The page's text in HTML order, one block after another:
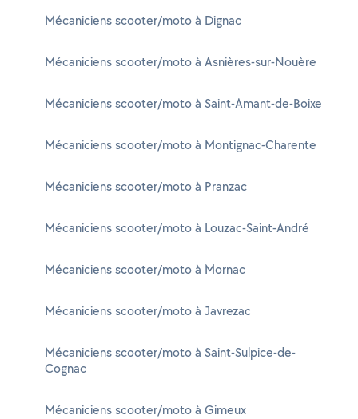
Mécaniciens scooter/moto à Dignac
Mécaniciens scooter/moto à Asnières-sur-Nouère
Mécaniciens scooter/moto à Saint-Amant-de-Boixe
Mécaniciens scooter/moto à Montignac-Charente
Mécaniciens scooter/moto à Pranzac
Mécaniciens scooter/moto à Louzac-Saint-André
Mécaniciens scooter/moto à Mornac
Mécaniciens scooter/moto à Javrezac
Mécaniciens scooter/moto à Saint-Sulpice-de-
Cognac
Mécaniciens scooter/moto à Gimeux